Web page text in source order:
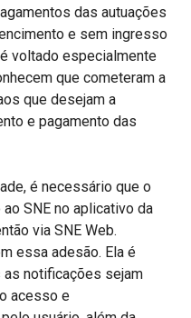
das autuações
e sem ingresso
voltado especialmente
que cometeram a
que desejam a
e pagamento das
é necessário que o
SNE no aplicativo da
via SNE Web.
essa adesão. Ela é
notificações sejam
acesso e